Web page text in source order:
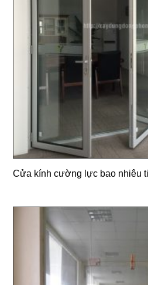
Cửa kính cường lực bao nhiêu